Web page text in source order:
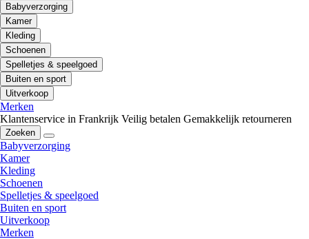
Babyverzorging
Kamer
Kleding
Schoenen
Spelletjes & speelgoed
Buiten en sport
Uitverkoop
Merken
Klantenservice in Frankrijk Veilig betalen Gemakkelijk retourneren
Zoeken
Babyverzorging
Kamer
Kleding
Schoenen
Spelletjes & speelgoed
Buiten en sport
Uitverkoop
Merken